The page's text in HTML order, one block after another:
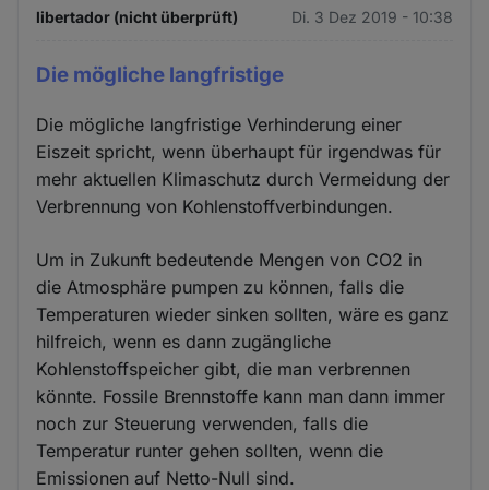
libertador (nicht überprüft) Di. 3 Dez 2019 - 10:38
Die mögliche langfristige
Die mögliche langfristige Verhinderung einer
Eiszeit spricht, wenn überhaupt für irgendwas für
mehr aktuellen Klimaschutz durch Vermeidung der
Verbrennung von Kohlenstoffverbindungen.
Um in Zukunft bedeutende Mengen von CO2 in
die Atmosphäre pumpen zu können, falls die
Temperaturen wieder sinken sollten, wäre es ganz
hilfreich, wenn es dann zugängliche
Kohlenstoffspeicher gibt, die man verbrennen
könnte. Fossile Brennstoffe kann man dann immer
noch zur Steuerung verwenden, falls die
Temperatur runter gehen sollten, wenn die
Emissionen auf Netto-Null sind.